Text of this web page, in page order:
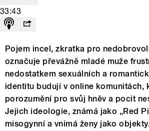
33:43
Pojem incel, zkratka pro
označuje převážně mladé muže
nedostatkem sexuálních a
identitu budují v online komunitách,
porozumění pro svůj hněv a pocit
Jejich ideologie, známá jako „Red
misogynní a vnímá ženy jako